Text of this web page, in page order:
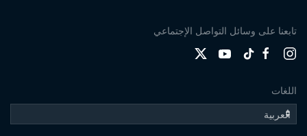
تابعنا على وسائل التواصل الإجتماعي
اللغات